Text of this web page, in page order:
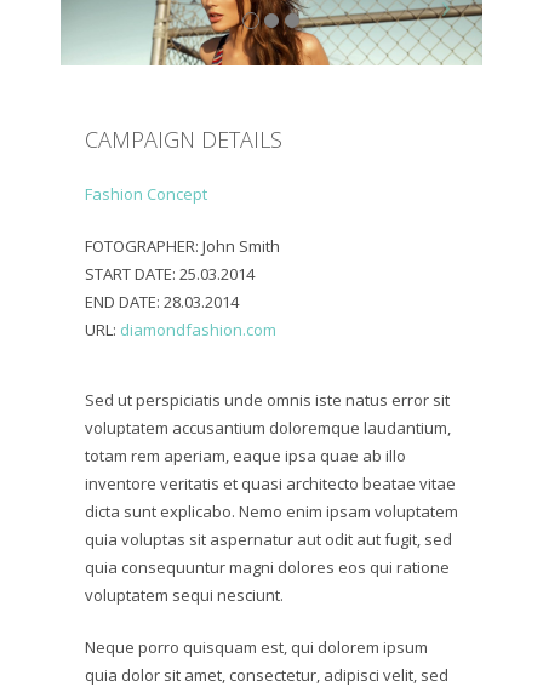
CAMPAIGN DETAILS
Fashion Concept
FOTOGRAPHER: John Smith
START DATE: 25.03.2014
END DATE: 28.03.2014
URL: diamondfashion.com
Sed ut perspiciatis unde omnis iste natus error sit
voluptatem accusantium doloremque laudantium,
totam rem aperiam, eaque ipsa quae ab illo
inventore veritatis et quasi architecto beatae vitae
dicta sunt explicabo. Nemo enim ipsam voluptatem
quia voluptas sit aspernatur aut odit aut fugit, sed
quia consequuntur magni dolores eos qui ratione
voluptatem sequi nesciunt.
Neque porro quisquam est, qui dolorem ipsum
quia dolor sit amet, consectetur, adipisci velit, sed